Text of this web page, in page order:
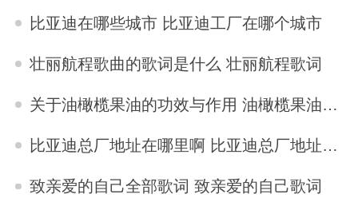
2025-11-04
比亚迪在哪些城市 比亚迪工厂在哪个城市
2025-11-04
壮丽航程歌曲的歌词是什么 壮丽航程歌词
2025-11-04
关于油橄榄果油的功效与作用 油橄榄果油的功效与作用
2025-11-04
比亚迪总厂地址在哪里啊 比亚迪总厂地址在哪里
2025-11-04
致亲爱的自己全部歌词 致亲爱的自己歌词